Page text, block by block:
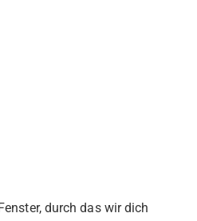
durch das wir dich